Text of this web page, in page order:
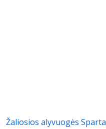
Žaliosios alyvuogės Sparta